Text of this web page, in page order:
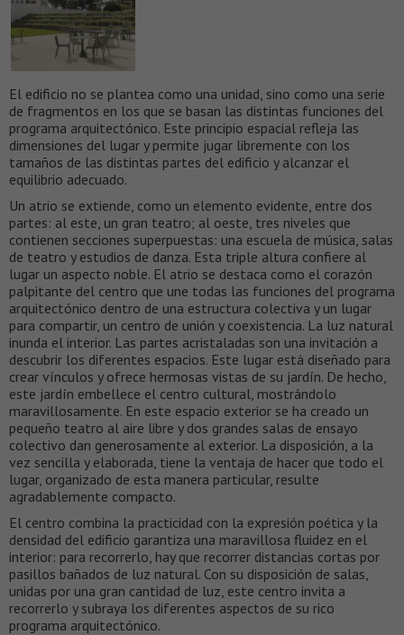
El edificio no se plantea como una unidad, sino como una serie
de fragmentos en los que se basan las distintas funciones del
programa arquitectónico. Este principio espacial refleja las
dimensiones del lugar y permite jugar libremente con los
tamaños de las distintas partes del edificio y alcanzar el
equilibrio adecuado.
Un atrio se extiende, como un elemento evidente, entre dos
partes: al este, un gran teatro; al oeste, tres niveles que
contienen secciones superpuestas: una escuela de música, salas
de teatro y estudios de danza. Esta triple altura confiere al
lugar un aspecto noble. El atrio se destaca como el corazón
palpitante del centro que une todas las funciones del programa
arquitectónico dentro de una estructura colectiva y un lugar
para compartir, un centro de unión y coexistencia. La luz natural
inunda el interior. Las partes acristaladas son una invitación a
descubrir los diferentes espacios. Este lugar está diseñado para
crear vínculos y ofrece hermosas vistas de su jardín. De hecho,
este jardín embellece el centro cultural, mostrándolo
maravillosamente. En este espacio exterior se ha creado un
pequeño teatro al aire libre y dos grandes salas de ensayo
colectivo dan generosamente al exterior. La disposición, a la
vez sencilla y elaborada, tiene la ventaja de hacer que todo el
lugar, organizado de esta manera particular, resulte
agradablemente compacto.
El centro combina la practicidad con la expresión poética y la
densidad del edificio garantiza una maravillosa fluidez en el
interior: para recorrerlo, hay que recorrer distancias cortas por
pasillos bañados de luz natural. Con su disposición de salas,
unidas por una gran cantidad de luz, este centro invita a
recorrerlo y subraya los diferentes aspectos de su rico
programa arquitectónico.